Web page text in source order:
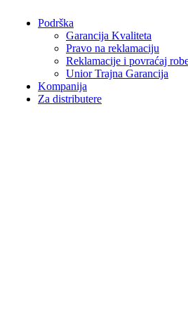
Podrška
Garancija Kvaliteta
Pravo na reklamaciju
Reklamacije i povraćaj
Unior Trajna Garancija
Kompanija
Za distributere